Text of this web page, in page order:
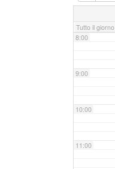
Tutto il giorno
8:00
9:00
10:00
11:00